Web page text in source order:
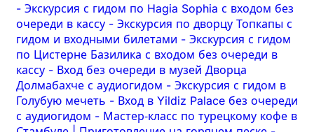
- Экскурсия с гидом по Hagia Sophia с входом без
очереди в кассу - Экскурсия по дворцу Топкапы с
гидом и входными билетами - Экскурсия с гидом
по Цистерне Базилика с входом без очереди в
кассу - Вход без очереди в музей Дворца
Долмабахче с аудиогидом - Экскурсия с гидом в
Голубую мечеть - Вход в Yildiz Palace без очереди
с аудиогидом - Мастер‑класс по турецкому кофе в